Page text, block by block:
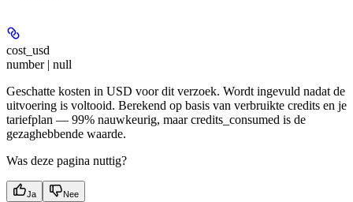
cost_usd
number | null
Geschatte kosten in USD voor dit verzoek. Wordt ingevuld nadat de
uitvoering is voltooid. Berekend op basis van verbruikte credits en je
tariefplan — 99% nauwkeurig, maar credits_consumed is de
gezaghebbende waarde.
Was deze pagina nuttig?
Ja Nee